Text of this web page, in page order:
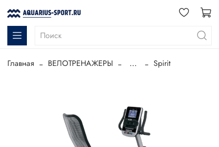
Главная ВЕЛОТРЕНАЖЕРЫ ... Spirit